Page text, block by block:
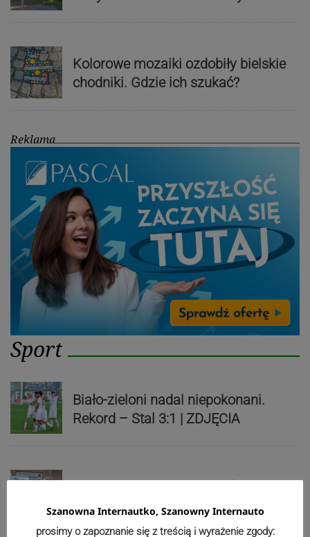
Kolorowe mozaiki ozdobiły bielskie
chodniki. Gdzie ich szukać?
Reklama
Sport
Biało-zieloni nadal niepokonani.
Rekord – Stal 3:1 | ZDJĘCIA
ZDJĘCIA
Szanowna Internautko, Szanowny Internauto
prosimy o zapoznanie się z treścią i wyrażenie zgody: